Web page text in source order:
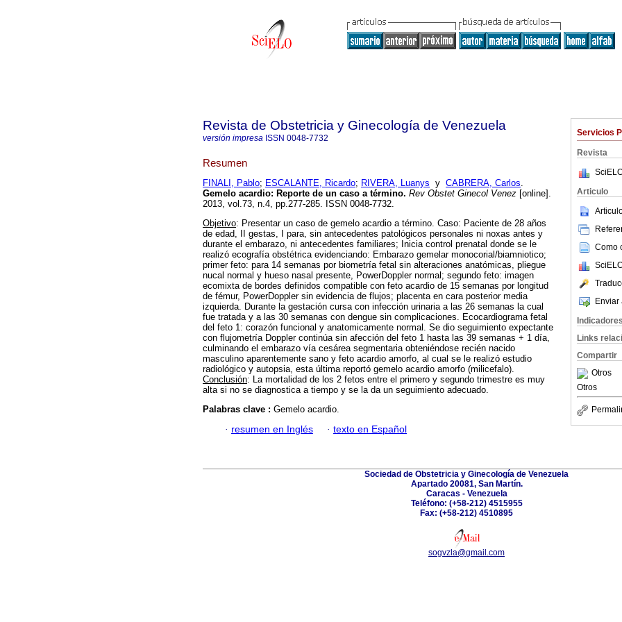
Servicios
Revista
Articulo
Como
Enviar
Indicadores
Links
Compartir
Otros
Otros
Revista de Obstetricia y Ginecología de Venezuela
versión impresa ISSN 0048-7732
Resumen
FINALI, Pablo; ESCALANTE, Ricardo; RIVERA, Luanys y CABRERA, Carlos.
Gemelo acardio: Reporte de un caso a término. Rev Obstet Ginecol Venez [online].
2013, vol.73, n.4, pp.277-285. ISSN 0048-7732.
Objetivo: Presentar un caso de gemelo acardio a término. Caso: Paciente de 28 años
de edad, II gestas, I para, sin antecedentes patológicos personales ni noxas antes y
durante el embarazo, ni antecedentes familiares; Inicia control prenatal donde se le
realizó ecografía obstétrica evidenciando: Embarazo gemelar monocorial/biamniotico;
primer feto: para 14 semanas por biometría fetal sin alteraciones anatómicas, pliegue
nucal normal y hueso nasal presente, PowerDoppler normal; segundo feto: imagen
ecomixta de bordes definidos compatible con feto acardio de 15 semanas por longitud
de fémur, PowerDoppler sin evidencia de flujos; placenta en cara posterior media
izquierda. Durante la gestación cursa con infección urinaria a las 26 semanas la cual
fue tratada y a las 30 semanas con dengue sin complicaciones. Ecocardiograma fetal
del feto 1: corazón funcional y anatomicamente normal. Se dio seguimiento expectante
con flujometría Doppler continúa sin afección del feto 1 hasta las 39 semanas + 1 día,
culminando el embarazo vía cesárea segmentaria obteniéndose recién nacido
masculino aparentemente sano y feto acardio amorfo, al cual se le realizó estudio
radiológico y autopsia, esta última reportó gemelo acardio amorfo (milicefalo).
Conclusión: La mortalidad de los 2 fetos entre el primero y segundo trimestre es muy
alta si no se diagnostica a tiempo y se la da un seguimiento adecuado.
Palabras clave : Gemelo acardio.
· resumen en Inglés · texto en Español
Sociedad de Obstetricia y Ginecología de Venezuela
Apartado 20081, San Martín.
Caracas - Venezuela
Teléfono: (+58-212) 4515955
Fax: (+58-212) 4510895
sogvzla@gmail.com